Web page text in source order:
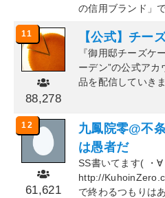
の信用ブランド」
11
88,278
【公式】チー
『御用邸チーズケ
ーデン”の公式ア
品を配信していき
12
61,621
九鳳院零@不
は愚者だ
SS書いてます( ・∀
http://
で終わるつもりは